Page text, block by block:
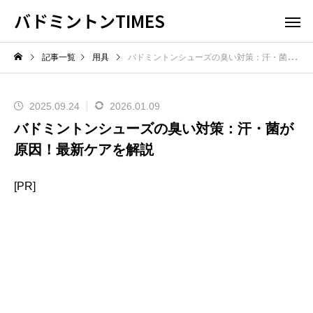
バドミントンTIMES
記事一覧 用具 バドミントンシューズの臭い対策：汗・菌が原因！最新ケアを解説
2025.09.24 2026.01.09
バドミントンシューズの臭い対策：汗・菌が
原因！最新ケアを解説
[PR]